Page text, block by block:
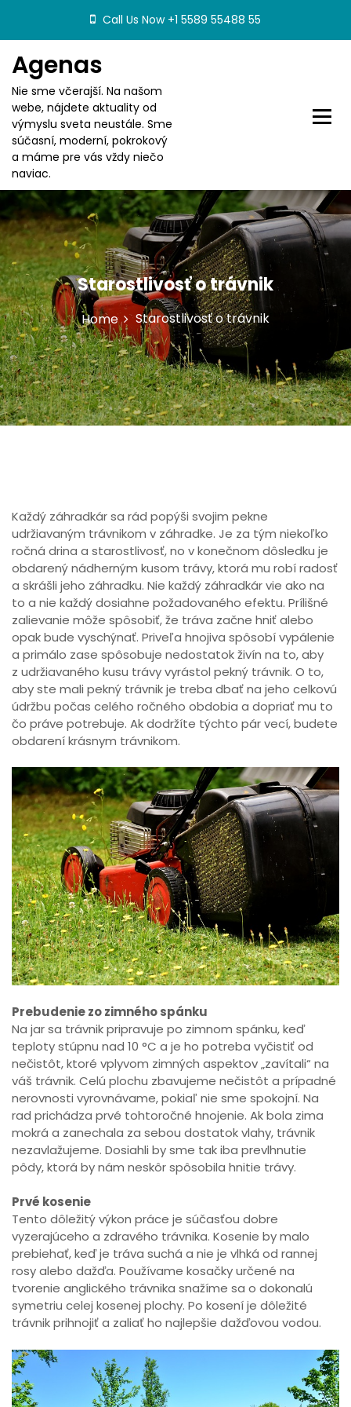
i
t
Call Us Now +1 5589 55488 55
Agenas
Nie sme včerajší. Na našom
webe, nájdete aktuality od
výmyslu sveta neustále. Sme
súčasní, moderní, pokrokový
a máme pre vás vždy niečo
naviac.
Starostlivosť o trávnik
Home Starostlivosť o trávnik
Každý záhradkár sa rád popýši svojim pekne
udržiavaným trávnikom v záhradke. Je za tým niekoľko
ročná drina a starostlivosť, no v konečnom dôsledku je
obdarený nádherným kusom trávy, ktorá mu robí radosť
a skrášli jeho záhradku. Nie každý záhradkár vie ako na
to a nie každý dosiahne požadovaného efektu. Prílišné
zalievanie môže spôsobiť, že tráva začne hniť alebo
opak bude vyschýnať. Priveľa hnojiva spôsobí vypálenie
a primálo zase spôsobuje nedostatok živín na to, aby
z udržiavaného kusu trávy vyrástol pekný trávnik. O to,
aby ste mali pekný trávnik je treba dbať na jeho celkovú
údržbu počas celého ročného obdobia a dopriať mu to
čo práve potrebuje. Ak dodržíte týchto pár vecí, budete
obdarení krásnym trávnikom.
Prebudenie zo zimného spánku
Na jar sa trávnik pripravuje po zimnom spánku, keď
teploty stúpnu nad 10 °C a je ho potreba vyčistiť od
nečistôt, ktoré vplyvom zimných aspektov „zavítali“ na
váš trávnik. Celú plochu zbavujeme nečistôt a prípadné
nerovnosti vyrovnávame, pokiaľ nie sme spokojní. Na
rad prichádza prvé tohtoročné hnojenie. Ak bola zima
mokrá a zanechala za sebou dostatok vlahy, trávnik
nezavlažujeme. Dosiahli by sme tak iba prevlhnutie
pôdy, ktorá by nám neskôr spôsobila hnitie trávy.
Prvé kosenie
Tento dôležitý výkon práce je súčasťou dobre
vyzerajúceho a zdravého trávnika. Kosenie by malo
prebiehať, keď je tráva suchá a nie je vlhká od rannej
rosy alebo dažďa. Používame kosačky určené na
tvorenie anglického trávnika snažíme sa o dokonalú
symetriu celej kosenej plochy. Po kosení je dôležité
trávnik prihnojiť a zaliať ho najlepšie dažďovou vodou.